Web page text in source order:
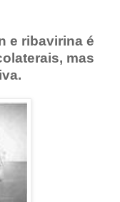
e ribavirina é
mas